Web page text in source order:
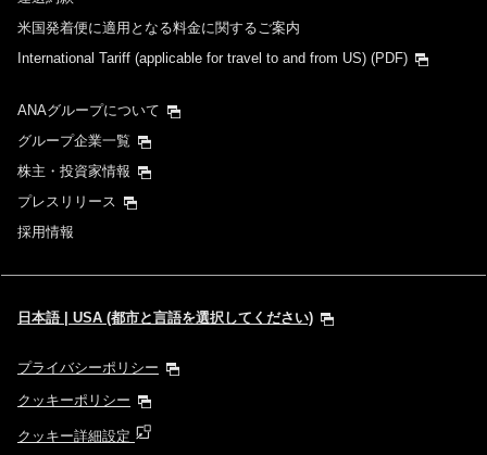
米国発着便に適用となる料金に関するご案内
International Tariff (applicable for travel to and from US) (PDF)
ANAグループについて
グループ企業一覧
株主・投資家情報
プレスリリース
採用情報
日本語 | USA (都市と言語を選択してください)
プライバシーポリシー
クッキーポリシー
クッキー詳細設定